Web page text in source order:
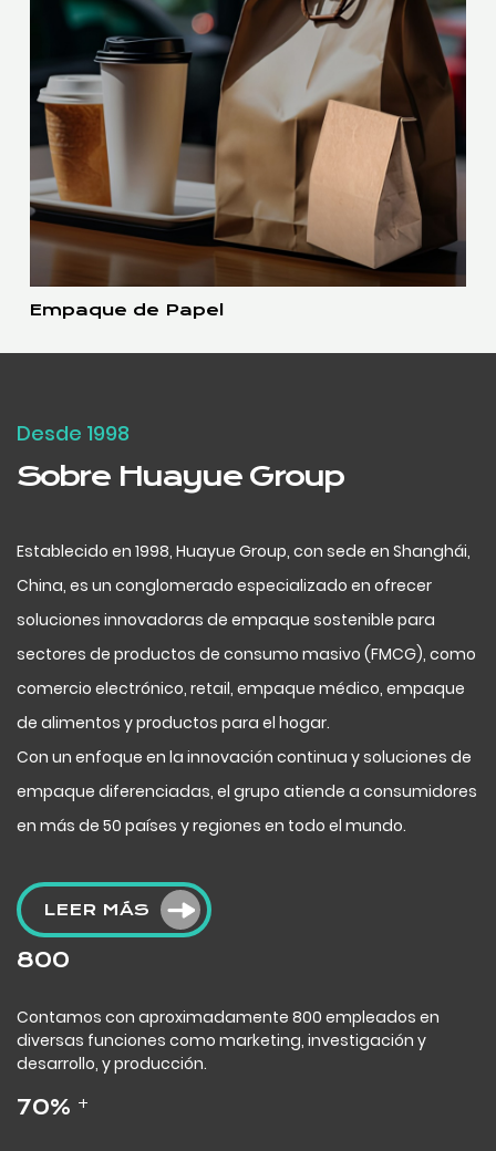
Empaque de Papel
Desde 1998
Sobre Huayue Group
Establecido en 1998, Huayue Group, con sede en Shanghái,
China, es un conglomerado especializado en ofrecer
soluciones innovadoras de empaque sostenible para
sectores de productos de consumo masivo (FMCG), como
comercio electrónico, retail, empaque médico, empaque
de alimentos y productos para el hogar.
Con un enfoque en la innovación continua y soluciones de
empaque diferenciadas, el grupo atiende a consumidores
en más de 50 países y regiones en todo el mundo.
LEER MÁS
800
Contamos con aproximadamente 800 empleados en
diversas funciones como marketing, investigación y
desarrollo, y producción.
70% +